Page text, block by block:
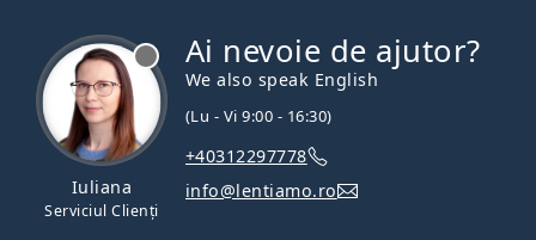
Iuliana
Serviciul Clienți
Ai nevoie de ajutor?
We also speak English
(Lu - Vi 9:00 - 16:30)
+40312297778
info@lentiamo.ro